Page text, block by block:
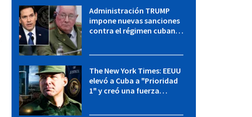
Administración TRUMP
impone nuevas sanciones
contra el régimen cubano:
The New York Times: EEUU
elevó a Cuba a "Prioridad
1" y creó una fuerza